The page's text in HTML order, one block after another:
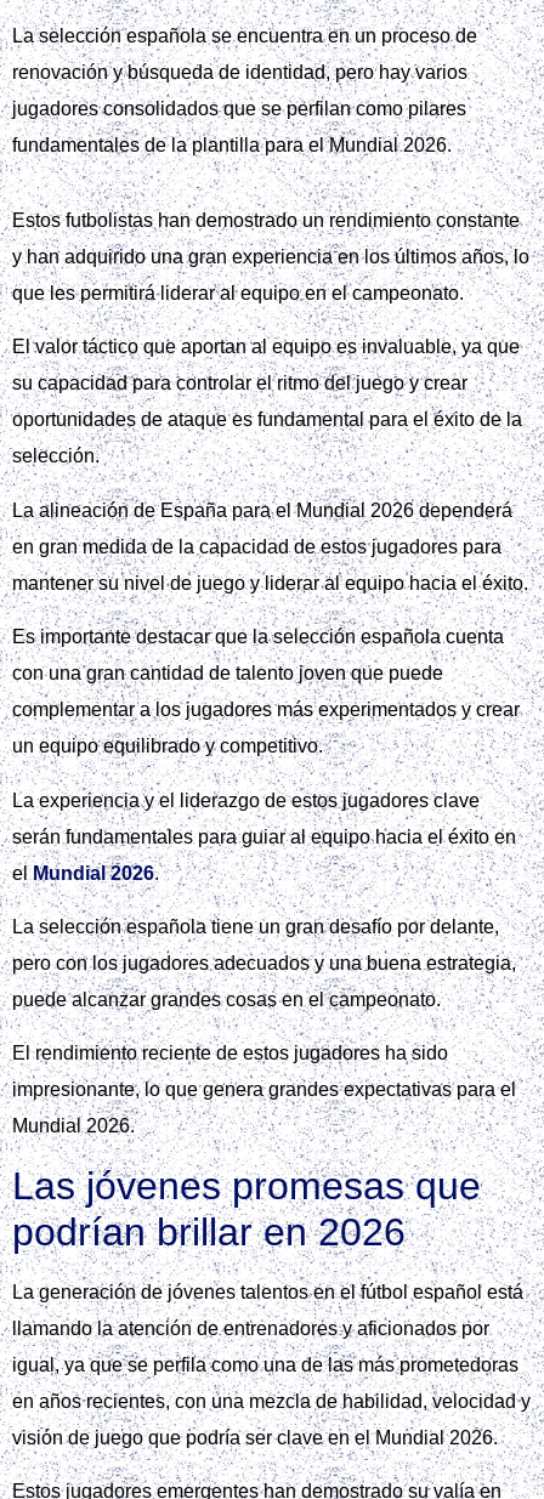
La selección española se encuentra en un proceso de
renovación y búsqueda de identidad, pero hay varios
jugadores consolidados que se perfilan como pilares
fundamentales de la plantilla para el Mundial 2026.
Estos futbolistas han demostrado un rendimiento constante
y han adquirido una gran experiencia en los últimos años, lo
que les permitirá liderar al equipo en el campeonato.
El valor táctico que aportan al equipo es invaluable, ya que
su capacidad para controlar el ritmo del juego y crear
oportunidades de ataque es fundamental para el éxito de la
selección.
La alineación de España para el Mundial 2026 dependerá
en gran medida de la capacidad de estos jugadores para
mantener su nivel de juego y liderar al equipo hacia el éxito.
Es importante destacar que la selección española cuenta
con una gran cantidad de talento joven que puede
complementar a los jugadores más experimentados y crear
un equipo equilibrado y competitivo.
La experiencia y el liderazgo de estos jugadores clave
serán fundamentales para guiar al equipo hacia el éxito en
el Mundial 2026.
La selección española tiene un gran desafío por delante,
pero con los jugadores adecuados y una buena estrategia,
puede alcanzar grandes cosas en el campeonato.
El rendimiento reciente de estos jugadores ha sido
impresionante, lo que genera grandes expectativas para el
Mundial 2026.
Las jóvenes promesas que
podrían brillar en 2026
La generación de jóvenes talentos en el fútbol español está
llamando la atención de entrenadores y aficionados por
igual, ya que se perfila como una de las más prometedoras
en años recientes, con una mezcla de habilidad, velocidad y
visión de juego que podría ser clave en el Mundial 2026.
Estos jugadores emergentes han demostrado su valía en